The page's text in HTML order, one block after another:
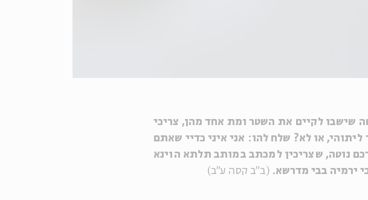
שישבו לקיים את השטר ומת אחד מהן, צריכי
או לא? שלח להו: אני איני כדיי שאתם
נוטה, שצריכין למכתב במותב תלתא הוינא
ירמיה בבי מדרשא. (ב"ב קסה ע"ב)